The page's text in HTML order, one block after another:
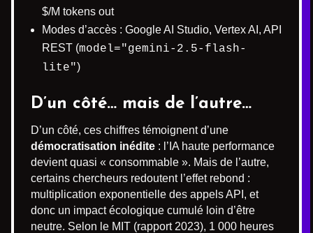
$/M tokens out
Modes d’accès : Google AI Studio, Vertex AI, API
REST (model="gemini-2.5-flash-
lite")
D’un côté… mais de l’autre…
D’un côté, ces chiffres témoignent d’une
démocratisation inédite : l’IA haute performance
devient quasi « consommable ». Mais de l’autre,
certains chercheurs redoutent l’effet rebond :
multiplication exponentielle des appels API, et
donc un impact écologique cumulé loin d’être
neutre. Selon le MIT (rapport 2023), 1 000 heures